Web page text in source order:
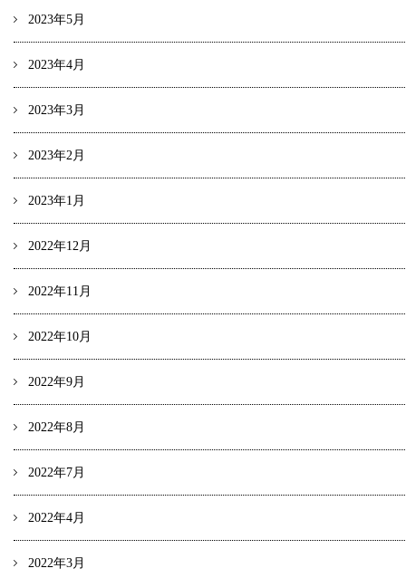
2023年5月
2023年4月
2023年3月
2023年2月
2023年1月
2022年12月
2022年11月
2022年10月
2022年9月
2022年8月
2022年7月
2022年4月
2022年3月